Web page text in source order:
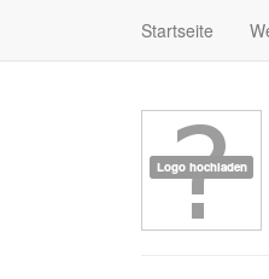
Startseite